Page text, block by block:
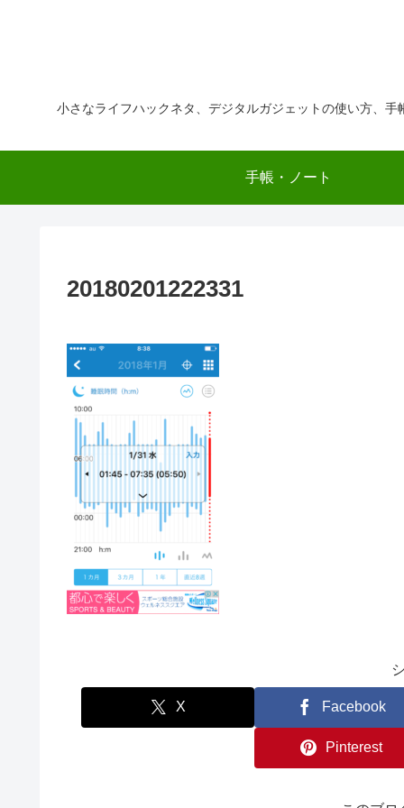
小さなライフハックネタ、デジタルガジェットの使い方、
手帳・ノート
20180201222331
X Facebook
Pinterest